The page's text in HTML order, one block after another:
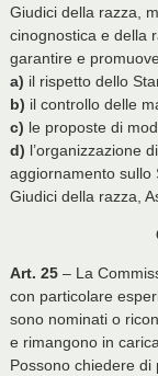
Giudici della razza,
cinognostica e della
garantire e
a) il rispetto dello
b) il controllo delle
c) le proposte di
d) l’organizzazione
aggiornamento sullo
Giudici della razza,
Art. 25– La
con particolare
sono nominati o
e rimangono in
Possono chiedere